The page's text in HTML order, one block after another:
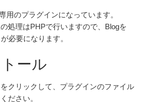
用のプラグインになっています。
処理はPHPで行いますので、Blogを
必要になります。
ール
クリックして、プラグインのファイル
ださい。